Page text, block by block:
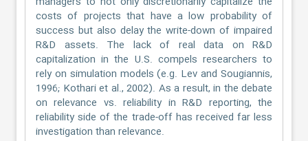
costs of projects that have a low probability of
success but also delay the write-down of impaired
R&D assets. The lack of real data on R&D
capitalization in the U.S. compels researchers to
rely on simulation models (e.g. Lev and Sougiannis,
1996; Kothari et al., 2002). As a result, in the debate
on relevance vs. reliability in R&D reporting, the
reliability side of the trade-off has received far less
investigation than relevance.